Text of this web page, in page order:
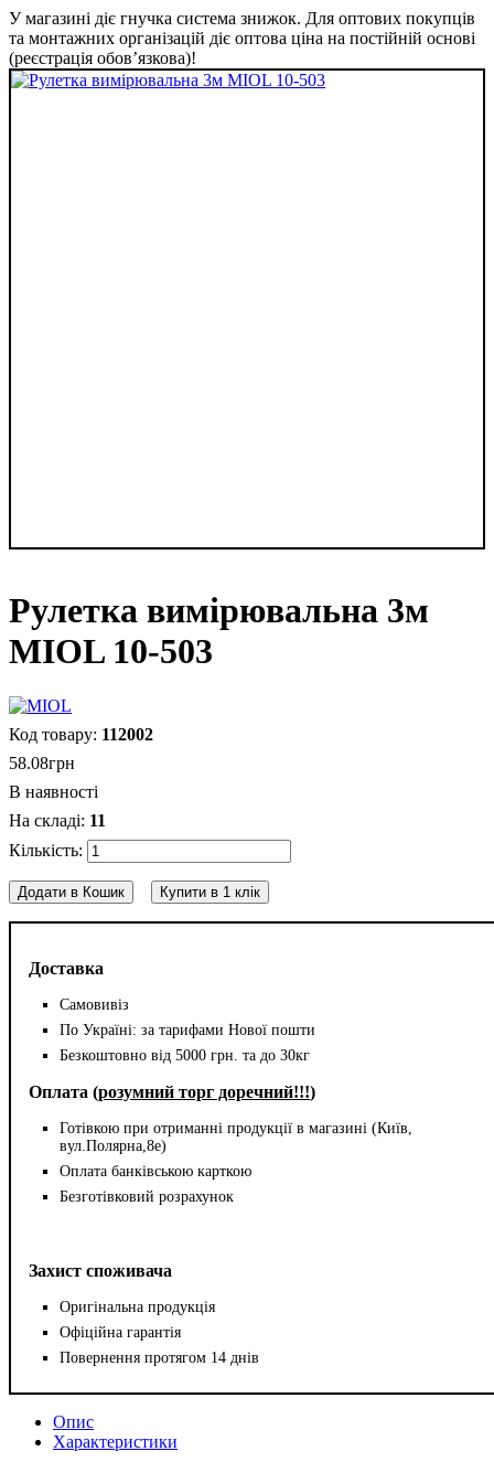
У магазині діє гнучка система знижок. Для оптових покупців
та монтажних організацій діє оптова ціна на постійній основі
(реєстрація обов’язкова)!
Рулетка вимірювальна 3м
MIOL 10-503
Доставка
Самовивіз
По Україні: за тарифами Нової пошти
Безкоштовно від 5000 грн. та до 30кг
Оплата (розумний торг доречний!!!)
Готівкою при отриманні продукції в магазині (Київ,
вул.Полярна,8е)
Оплата банківською карткою
Безготівковий розрахунок
Захист споживача
Оригінальна продукція
Офіційна гарантія
Повернення протягом 14 днів
112002
58.08грн
В наявності
11
Додати в Кошик Купити в 1 клік
Опис
Характеристики